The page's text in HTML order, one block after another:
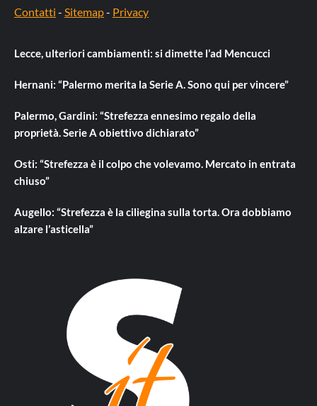
Contatti - Sitemap- Privacy
Lecce, ulteriori cambiamenti: si dimette l’ad Mencucci
Hernani: “Palermo merita la Serie A. Sono qui per vincere”
Palermo, Gardini: “Strefezza ennesimo regalo della
proprietà. Serie A obiettivo dichiarato”
Osti: “Strefezza è il colpo che volevamo. Mercato in entrata
chiuso”
Augello: “Strefezza è la ciliegina sulla torta. Ora dobbiamo
alzare l’asticella”